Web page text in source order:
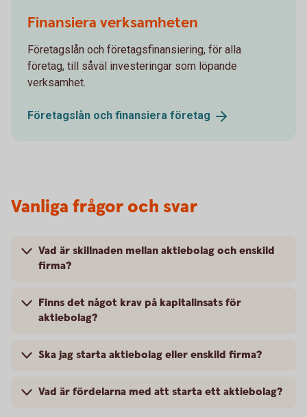
Finansiera verksamheten
Företagslån och företagsfinansiering, för alla
företag, till såväl investeringar som löpande
verksamhet.
Företagslån och finansiera företag
Vanliga frågor och svar
Vad är skillnaden mellan aktiebolag och enskild
firma?
Finns det något krav på kapitalinsats för
aktiebolag?
Ska jag starta aktiebolag eller enskild firma?
Vad är fördelarna med att starta ett aktiebolag?